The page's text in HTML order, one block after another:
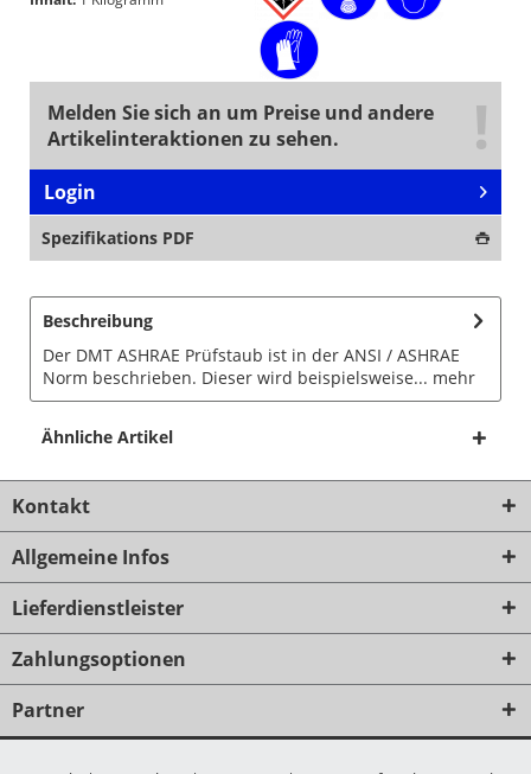
Melden Sie sich an um Preise und andere
Artikelinteraktionen zu sehen.
Login
Spezifikations PDF
Beschreibung
Der DMT ASHRAE Prüfstaub ist in der ANSI / ASHRAE
Norm beschrieben. Dieser wird beispielsweise... mehr
Ähnliche Artikel
Kontakt
Allgemeine Infos
Lieferdienstleister
Zahlungsoptionen
Partner